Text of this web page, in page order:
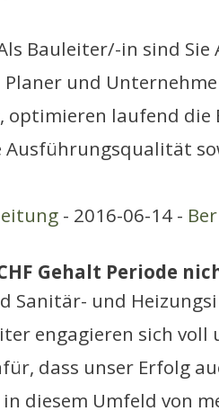
Bauleiter/-in sind
und
optimieren laufend die
Ausführungsqualität
- 2016-06-14 -
Gehalt Periode
Sanitär- und
engagieren sich voll
dass unser Erfolg
in diesem Umfeld von